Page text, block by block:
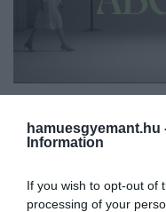
hamuesgyemant.hu
Information
If you wish to opt-out of
processing of your